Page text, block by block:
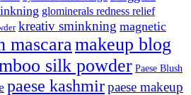
glominerals redness relief
kreativ sminkning magnetic
mascaramakeup blog
silk powder Paese Blush
paese kashmirpaese makeup